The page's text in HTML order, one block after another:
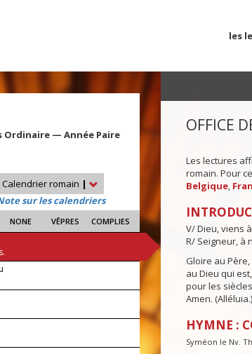
les
Ordinaire — Année Paire
Calendrier romain |
sur les calendriers
NONE VÊPRES COMPLIES
OFFICE
Les lectures
romain. Pour
Belgique,
V/ Dieu, viens
R/ Seigneur, à
Gloire au Père,
au Dieu qui
pour les
Amen. (Alléluia.)
HYMNE :
Syméon le Nv.